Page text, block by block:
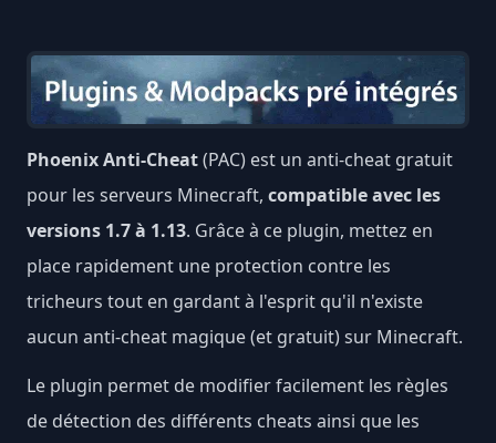
Phoenix Anti-Cheat(PAC) est un anti-cheat gratuit
pour les serveurs Minecraft, compatible avec les
versions 1.7 à 1.13. Grâce à ce plugin, mettez en
place rapidement une protection contre les
tricheurs tout en gardant à l'esprit qu'il n'existe
aucun anti-cheat magique (et gratuit) sur Minecraft.
Le plugin permet de modifier facilement les règles
de détection des différents cheats ainsi que les